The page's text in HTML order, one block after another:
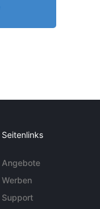
Seitenlinks
Angebote
Werben
Support